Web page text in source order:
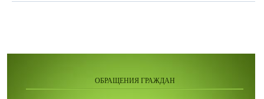
ОБРАЩЕНИЯ ГРАЖДАН